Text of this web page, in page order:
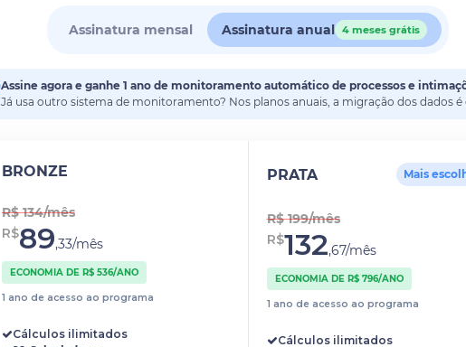
Assinatura mensal Assinatura anual 4 meses grátis
Assine agora e ganhe 1 ano de monitoramento automático de processos e
Já usa outro sistema de monitoramento? Nos planos anuais, a migração dos dados é
BRONZE
R$ 134/mês
R$89,33/mês
ECONOMIA DE R$ 536/ANO
1 ano de acesso ao programa
Cálculos ilimitados
PRATA Mais
R$ 199/mês
R$132,67/mês
ECONOMIA DE R$ 796/ANO
1 ano de acesso ao programa
Cálculos ilimitados